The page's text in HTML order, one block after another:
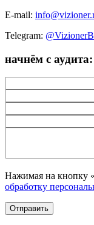
E-mail:
Telegram:
начнём с аудита:
Нажимая на кнопку
обработку
Отправить